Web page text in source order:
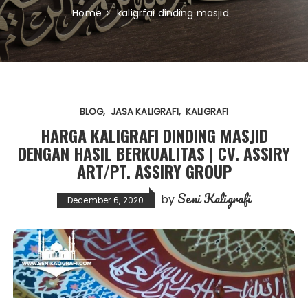
Home kaligrfai dinding masjid
BLOG JASA KALIGRAFI KALIGRAFI
HARGA KALIGRAFI DINDING MASJID
DENGAN HASIL BERKUALITAS | CV. ASSIRY
ART/PT. ASSIRY GROUP
December 6, 2020 by Seni Kaligrafi